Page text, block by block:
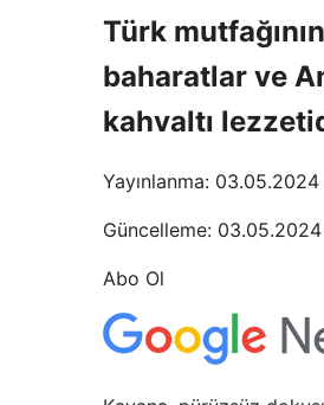
Türk
baharatlar ve
kahvaltı
Yayınlanma:
Güncelleme:
Abo Ol